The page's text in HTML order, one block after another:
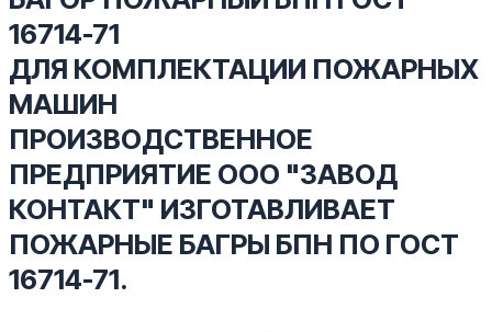
16714-71
ДЛЯ КОМПЛЕКТАЦИИ ПОЖАРНЫХ
МАШИН
ПРОИЗВОДСТВЕННОЕ
ПРЕДПРИЯТИЕ ООО "ЗАВОД
КОНТАКТ" ИЗГОТАВЛИВАЕТ
ПОЖАРНЫЕ БАГРЫ БПН ПО ГОСТ
16714-71.